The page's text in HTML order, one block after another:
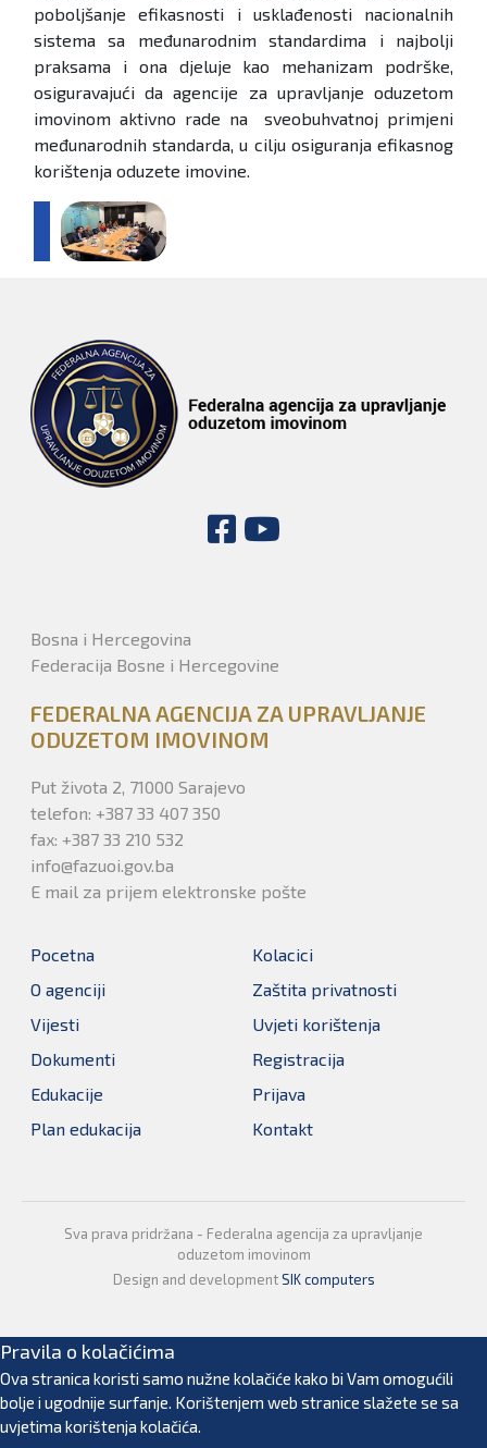
poboljšanje efikasnosti i usklađenosti nacionalnih
sistema sa međunarodnim standardima i najbolji
praksama i ona djeluje kao mehanizam podrške,
osiguravajući da agencije za upravljanje oduzetom
imovinom aktivno rade na sveobuhvatnoj primjeni
međunarodnih standarda, u cilju osiguranja efikasnog
korištenja oduzete imovine.
Bosna i Hercegovina
Federacija Bosne i Hercegovine
FEDERALNA AGENCIJA ZA UPRAVLJANJE
ODUZETOM IMOVINOM
Put života 2, 71000 Sarajevo
telefon: +387 33 407 350
fax: +387 33 210 532
info@fazuoi.gov.ba
E mail za prijem elektronske pošte
Pocetna
O agenciji
Vijesti
Dokumenti
Edukacije
Plan edukacija
Kolacici
Zaštita privatnosti
Uvjeti korištenja
Registracija
Prijava
Kontakt
Sva prava pridržana - Federalna agencija za upravljanje
oduzetom imovinom
Design and developmentSIK computers
Pravila o kolačićima
Ova stranica koristi samo nužne kolačiće kako bi Vam omogućili
bolje i ugodnije surfanje. Korištenjem web stranice slažete se sa
uvjetima korištenja kolačića.